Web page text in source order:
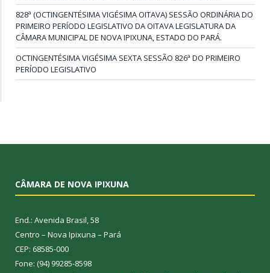
828ª (OCTINGENTÉSIMA VIGÉSIMA OITAVA) SESSÃO ORDINÁRIA DO
PRIMEIRO PERÍODO LEGISLATIVO DA OITAVA LEGISLATURA DA
CÂMARA MUNICIPAL DE NOVA IPIXUNA, ESTADO DO PARÁ.
OCTINGENTÉSIMA VIGÉSIMA SEXTA SESSÃO 826ª DO PRIMEIRO
PERÍODO LEGISLATIVO
CÂMARA DE NOVA IPIXUNA
End.: Avenida Brasil, 58
Centro – Nova Ipixuna – Pará
CEP: 68585-000
Fone: (94) 99285-8598